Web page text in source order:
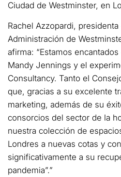
Ciudad de Westminster, en
Rachel Azzopardi,
Administración de
afirma: “Estamos
Mandy Jennings y el
Consultancy. Tanto el
que, gracias a su excelente
marketing, además de su
consorcios del sector de la
nuestra colección de
Londres a nuevas cotas y
significativamente a su
pandemia”.”